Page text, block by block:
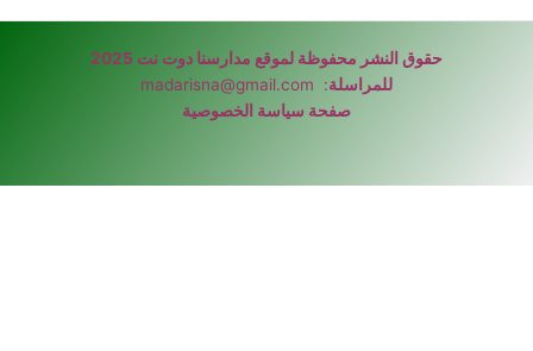
حقوق النشر محفوظة لموقع مدارسنا دوت نت 2025
للمراسلة:
madarisna@gmail.com
صفحة سياسة الخصوصية